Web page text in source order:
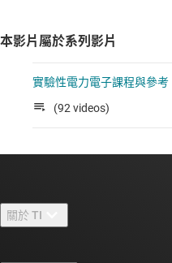
本影片屬於系列影片
實驗性電力電子課程與參考
(92 videos)
關於 TI